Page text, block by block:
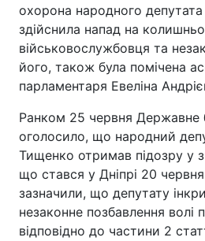
охорона народного
здійснила напад на
військовослужбовця та
його, також була помічена
парламентаря Евеліна
Ранком 25 червня Державне
оголосило, що народний
Тищенко отримав підозру у
що стався у Дніпрі 20
зазначили, що депутату
незаконне позбавлення волі
відповідно до частини 2